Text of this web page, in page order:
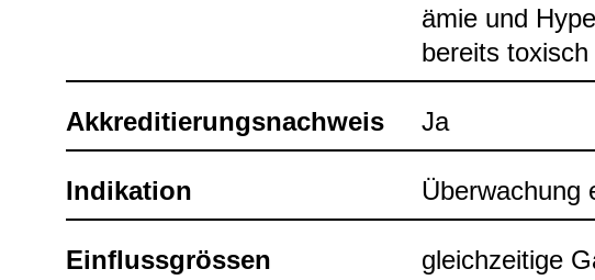
ämie und
bereits toxisch
Akkre­di­tie­rungs­nach­weis Ja
Indi­ka­tion Über­wa­chung
Ein­fluss­grös­sen
gleich­zei­tige